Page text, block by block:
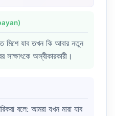
মিশে যাব তখন কি আবার নতুন
সাক্ষাৎকে অস্বীকারকারী।
বলে: আমরা যখন মারা যাব